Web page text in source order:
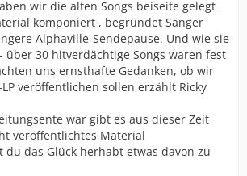
wir die alten Songs beiseite gelegt
komponiert , begründet Sänger
Alphaville-Sendepause. Und wie sie
über 30 hitverdächtige Songs waren fest
uns ernsthafte Gedanken, ob wir
veröffentlichen sollen erzählt Ricky
war gibt es aus dieser Zeit
veröffentlichtes Material
du das Glück herhabt etwas davon zu